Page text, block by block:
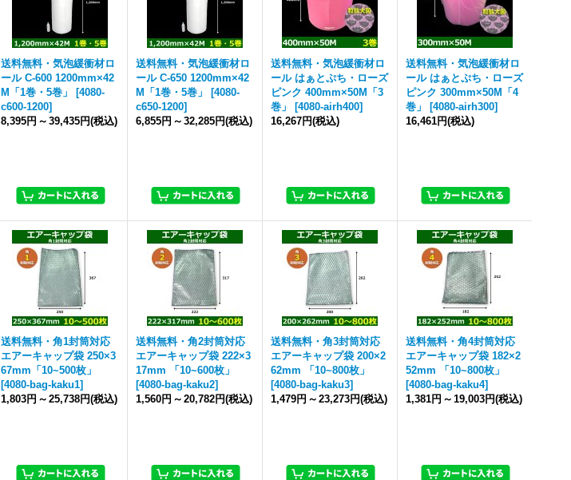
送料無料・気泡緩衝材ロ
ール C-600 1200mm×42
M「1巻・5巻」
[4080-
c600-1200]
8,395円 ～ 39,435円(税込)
送料無料・気泡緩衝材ロ
ール C-650 1200mm×42
M「1巻・5巻」
[4080-
c650-1200]
6,855円 ～ 32,285円(税込)
送料無料・気泡緩衝材ロ
ール はぁとぷち・ローズ
ピンク 400mm×50M「3
巻」
[4080-airh400]
16,267円(税込)
送料無料・気泡緩衝材ロ
ール はぁとぷち・ローズ
ピンク 300mm×50M「4
巻」
[4080-airh300]
16,461円(税込)
送料無料・角1封筒対応
エアーキャップ袋 250×3
67mm「10~500枚」
[4080-bag-kaku1]
1,803円 ～ 25,738円(税込)
送料無料・角2封筒対応
エアーキャップ袋 222×3
17mm 「10~600枚」
[4080-bag-kaku2]
1,560円 ～ 20,782円(税込)
送料無料・角3封筒対応
エアーキャップ袋 200×2
62mm 「10~800枚」
[4080-bag-kaku3]
1,479円 ～ 23,273円(税込)
送料無料・角4封筒対応
エアーキャップ袋 182×2
52mm 「10~800枚」
[4080-bag-kaku4]
1,381円 ～ 19,003円(税込)